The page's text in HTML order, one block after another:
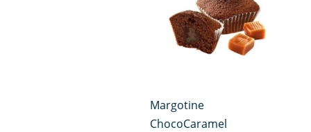
Margotine
ChocoCaramel